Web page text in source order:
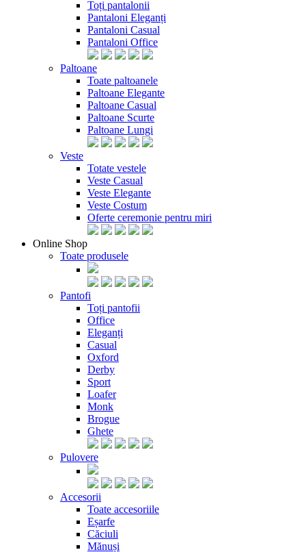
Toți pantalonii
Pantaloni Eleganți
Pantaloni Casual
Pantaloni Office
Paltoane
Toate paltoanele
Paltoane Elegante
Paltoane Casual
Paltoane Scurte
Paltoane Lungi
Veste
Totate vestele
Veste Casual
Veste Elegante
Veste Costum
Oferte ceremonie pentru miri
Online Shop
Toate produsele
Pantofi
Toți pantofii
Office
Eleganți
Casual
Oxford
Derby
Sport
Loafer
Monk
Brogue
Ghete
Pulovere
Accesorii
Toate accesoriile
Eșarfe
Căciuli
Mănuși